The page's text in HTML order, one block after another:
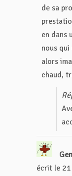
de sa
en dans
nous
alors
chaud,
écrit le